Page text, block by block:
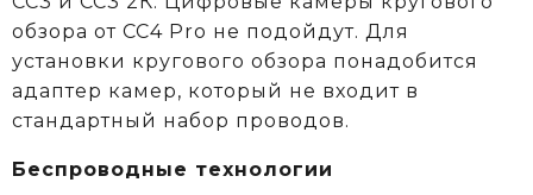
обзора от CC4 Pro не подойдут. Для
установки кругового обзора понадобится
адаптер камер, который не входит в
стандартный набор проводов.
Беспроводные технологии